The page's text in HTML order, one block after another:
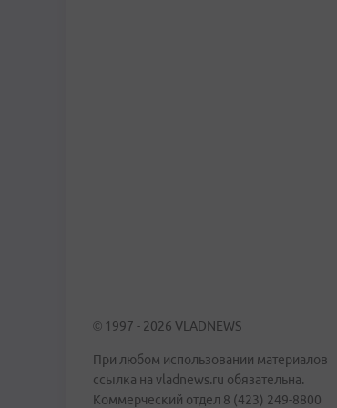
© 1997 - 2026 VLADNEWS
При любом использовании материалов
ссылка на vladnews.ru обязательна.
Коммерческий отдел 8 (423) 249-8800